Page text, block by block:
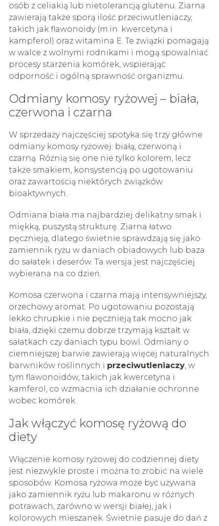
osób z celiakią lub nietolerancją glutenu. Ziarna
zawierają także sporą ilość przeciwutleniaczy,
takich jak flawonoidy (m.in. kwercetyna i
kampferol) oraz witamina E. Te związki pomagają
w walce z wolnymi rodnikami i mogą spowalniać
procesy starzenia komórek, wspierając
odporność i ogólną sprawność organizmu.
Odmiany komosy ryżowej – biała,
czerwona i czarna
W sprzedaży najczęściej spotyka się trzy główne
odmiany komosy ryżowej: białą, czerwoną i
czarną. Różnią się one nie tylko kolorem, lecz
także smakiem, konsystencją po ugotowaniu
oraz zawartością niektórych związków
bioaktywnych.
Odmiana biała ma najbardziej delikatny smak i
miękką, puszystą strukturę. Ziarna łatwo
pęcznieją, dlatego świetnie sprawdzają się jako
zamiennik ryżu w daniach obiadowych lub baza
do sałatek i deserów. Ta wersja jest najczęściej
wybierana na co dzień.
Komosa czerwona i czarna mają intensywniejszy,
orzechowy aromat. Po ugotowaniu pozostają
lekko chrupkie i nie pęcznieją tak mocno jak
biała, dzięki czemu dobrze trzymają kształt w
sałatkach czy daniach typu bowl. Odmiany o
ciemniejszej barwie zawierają więcej naturalnych
barwników roślinnych i przeciwutleniaczy, w
tym flawonoidów, takich jak kwercetyna i
kamferol, co wzmacnia ich działanie ochronne
wobec komórek.
Jak włączyć komosę ryżową do
diety
Włączenie komosy ryżowej do codziennej diety
jest niezwykle proste i można to zrobić na wiele
sposobów. Komosa ryżowa może być używana
jako zamiennik ryżu lub makaronu w różnych
potrawach, zarówno w wersji białej, jak i
kolorowych mieszanek. Świetnie pasuje do dań z